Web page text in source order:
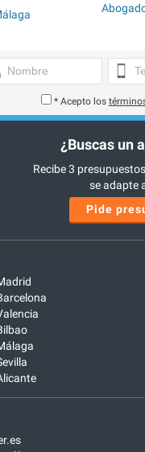
* Acepto los
¿Buscas un
Recibe 3
se adapte
Pide